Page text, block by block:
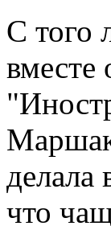
С того
вместе
делала
что